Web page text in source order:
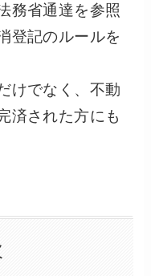
務省通達を参照
登記のルールを
けでなく、不動
済された方にも